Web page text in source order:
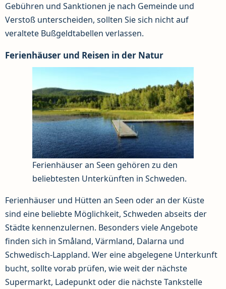
Gebühren und Sanktionen je nach Gemeinde und
Verstoß unterscheiden, sollten Sie sich nicht auf
veraltete Bußgeldtabellen verlassen.
Ferienhäuser und Reisen in der Natur
Ferienhäuser an Seen gehören zu den
beliebtesten Unterkünften in Schweden.
Ferienhäuser und Hütten an Seen oder an der Küste
sind eine beliebte Möglichkeit, Schweden abseits der
Städte kennenzulernen. Besonders viele Angebote
finden sich in Småland, Värmland, Dalarna und
Schwedisch-Lappland. Wer eine abgelegene Unterkunft
bucht, sollte vorab prüfen, wie weit der nächste
Supermarkt, Ladepunkt oder die nächste Tankstelle